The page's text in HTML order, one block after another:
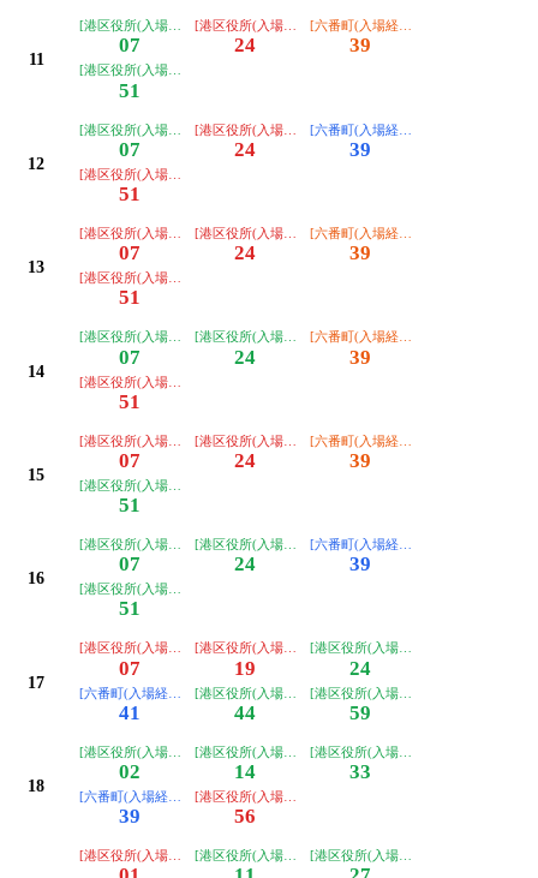
11
[港区役所(入場経由ノンステップ)ゆき]
07
[港区役所(入場経由)ゆき]
24
[六番町(入場経由)ゆき]
39
[港区役所(入場経由ノンステップ)ゆき]
51
12
[港区役所(入場経由ノンステップ)ゆき]
07
[港区役所(入場経由)ゆき]
24
[六番町(入場経由ノンステップ)ゆき]
39
[港区役所(入場経由)ゆき]
51
13
[港区役所(入場経由)ゆき]
07
[港区役所(入場経由)ゆき]
24
[六番町(入場経由)ゆき]
39
[港区役所(入場経由)ゆき]
51
14
[港区役所(入場経由ノンステップ)ゆき]
07
[港区役所(入場経由ノンステップ)ゆき]
24
[六番町(入場経由)ゆき]
39
[港区役所(入場経由)ゆき]
51
15
[港区役所(入場経由)ゆき]
07
[港区役所(入場経由)ゆき]
24
[六番町(入場経由)ゆき]
39
[港区役所(入場経由ノンステップ)ゆき]
51
16
[港区役所(入場経由ノンステップ)ゆき]
07
[港区役所(入場経由ノンステップ)ゆき]
24
[六番町(入場経由ノンステップ)ゆき]
39
[港区役所(入場経由ノンステップ)ゆき]
51
17
[港区役所(入場経由)ゆき]
07
[港区役所(入場経由)ゆき]
19
[港区役所(入場経由ノンステップ)ゆき
24
[六番町(入場経由ノンステップ)ゆき]
41
[港区役所(入場経由ノンステップ)ゆき]
44
[港区役所(入場経由ノンステップ)ゆき
59
18
[港区役所(入場経由ノンステップ)ゆき]
02
[港区役所(入場経由ノンステップ)ゆき]
14
[港区役所(入場経由ノンステップ)ゆき
33
[六番町(入場経由ノンステップ)ゆき]
39
[港区役所(入場経由)ゆき]
56
[港区役所(入場経由)ゆき][港区役所(入場経由ノンステップ)ゆき][港区役所(入場経由ノンステップ)ゆき